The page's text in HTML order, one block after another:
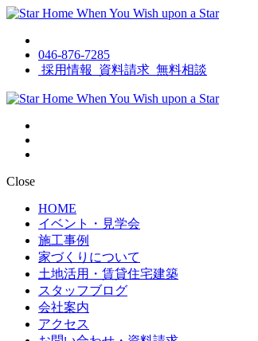
046-876-7285
採用情報
資料請求 無料相談
Close
HOME
イベント・見学会
施工事例
家づくりについて
土地活用・賃貸住宅建築
スタッフブログ
会社案内
アクセス